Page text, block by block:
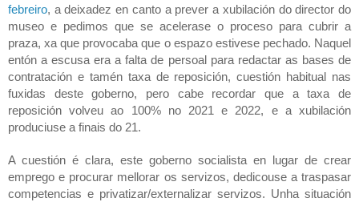
febreiro, a deixadez en canto a prever a xubilación do director do
museo e pedimos que se acelerase o proceso para cubrir a
praza, xa que provocaba que o espazo estivese pechado. Naquel
entón a escusa era a falta de persoal para redactar as bases de
contratación e tamén taxa de reposición, cuestión habitual nas
fuxidas deste goberno, pero cabe recordar que a taxa de
reposición volveu ao 100% no 2021 e 2022, e a xubilación
produciuse a finais do 21.
A cuestión é clara, este goberno socialista en lugar de crear
emprego e procurar mellorar os servizos, dedicouse a traspasar
competencias e privatizar/externalizar servizos. Unha situación